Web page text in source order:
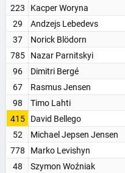
223 Kacper Woryna
29
Andzejs Lebedevs
37
Norick Blödorn
785 Nazar Parnitskyi
96
Dimitri Bergé
67
Rasmus Jensen
98
Timo Lahti
415 David Bellego
52
Michael Jepsen Jensen
778 Marko Levishyn
48
Szymon Woźniak
WORD LID VAN
Blijf op de hoogte van